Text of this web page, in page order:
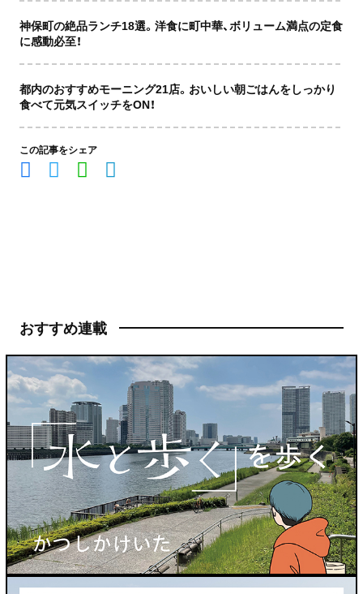
神保町の絶品ランチ18選。洋食に町中華、ボリューム満点の定食
に感動必至！
都内のおすすめモーニング21店。おいしい朝ごはんをしっかり
食べて元気スイッチをON！
この記事をシェア
おすすめ連載